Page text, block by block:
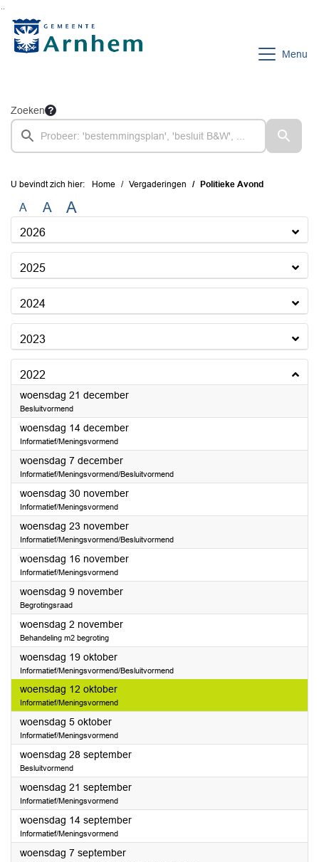
Menu
Zoeken
U bevindt zich hier: Home Vergaderingen Politieke Avond
A A A
2026
2025
2024
2023
2022
woensdag 21 december2022
Besluitvormend
woensdag 14 december2022
Informatief/Meningsvormend
woensdag 7 december2022
Informatief/Meningsvormend/Besluitvormend
woensdag 30 november2022
Informatief/Meningsvormend
woensdag 23 november2022
Informatief/Meningsvormend/Besluitvormend
woensdag 16 november2022
Informatief/Meningsvormend
woensdag 9 november2022
Begrotingsraad
woensdag 2 november2022
Behandeling m2 begroting
woensdag 19 oktober2022
Informatief/Meningsvormend/Besluitvormend
woensdag 12 oktober2022
Informatief/Meningsvormend
woensdag 5 oktober2022
Informatief/Meningsvormend
woensdag 28 september2022
Besluitvormend
woensdag 21 september2022
Informatief/Meningsvormend
woensdag 14 september2022
Informatief/Meningsvormend
woensdag 7 september2022